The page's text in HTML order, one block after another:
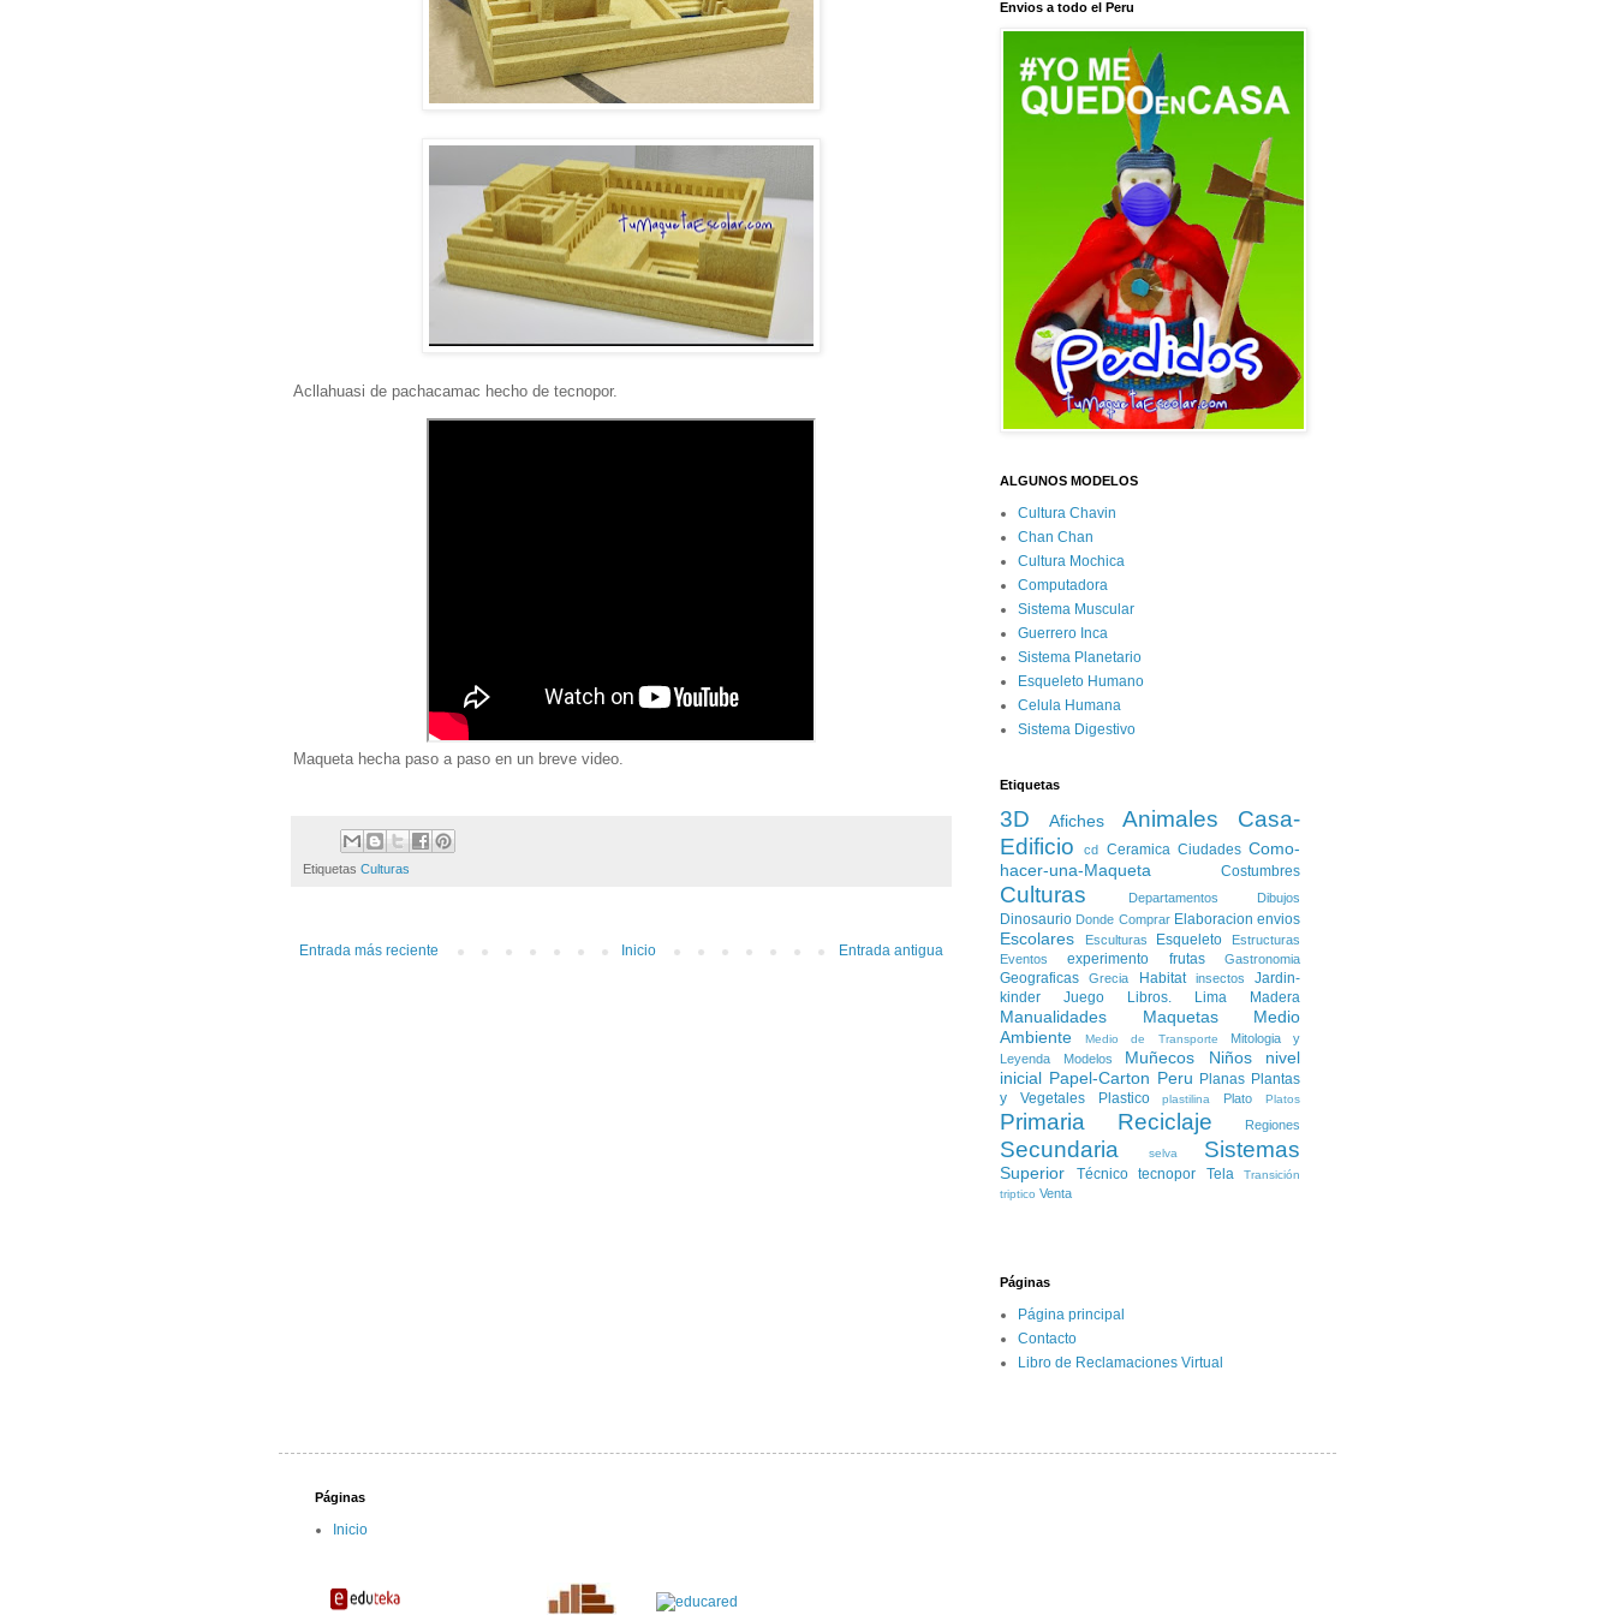
Acllahuasi de pachacamac hecho de tecnopor.
Maqueta hecha paso a paso en un breve video.
Etiquetas Culturas
Entrada más reciente Entrada antigua
Inicio
Envios a todo el Peru
ALGUNOS MODELOS
Cultura Chavin
Chan Chan
Cultura Mochica
Computadora
Sistema Muscular
Guerrero Inca
Sistema Planetario
Esqueleto Humano
Celula Humana
Sistema Digestivo
Etiquetas
3D Afiches Animales
Casa-
Edificio
cd Ceramica Ciudades Como-
hacer-una-Maqueta
Costumbres
Culturas Departamentos Dibujos
Dinosaurio Donde Comprar Elaboracion envios
Escolares Esculturas Esqueleto
Estructuras
Eventos
experimento frutas Gastronomia
Geograficas Grecia Habitat insectos
Jardin-
kinder
Juego Libros. Lima Madera
Manualidades Maquetas
Medio
Ambiente
Medio de Transporte
Mitologia y
Leyenda
Modelos Muñecos Niños
nivel
inicial Papel-Carton Peru Planas Plantas
y Vegetales
Plastico plastilina Plato Platos
Primaria Reciclaje Regiones
Secundaria selva Sistemas
Superior Técnico tecnopor Tela
Transición
triptico Venta
Páginas
Página principal
Contacto
Libro de Reclamaciones Virtual
Páginas
Inicio